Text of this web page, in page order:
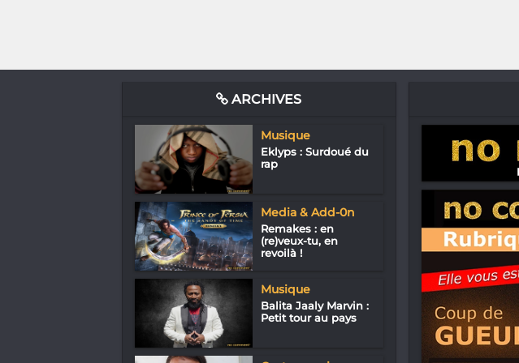
ARCHIVES
Musique
Eklyps : Surdoué du
rap
Media & Add-0n
Remakes : en
(re)veux-tu, en
revoilà !
Musique
Balita Jaaly Marvin :
Petit tour au pays